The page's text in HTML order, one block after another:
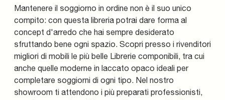
Mantenere il soggiorno in ordine non è il suo unico
compito: con questa libreria potrai dare forma al
concept d'arredo che hai sempre desiderato
sfruttando bene ogni spazio. Scopri presso i rivenditori
migliori di mobili le più belle Librerie componibili, tra cui
anche quelle moderne in laccato opaco ideali per
completare soggiorni di ogni tipo. Nel nostro
showroom ti attendono i più preparati professionisti,